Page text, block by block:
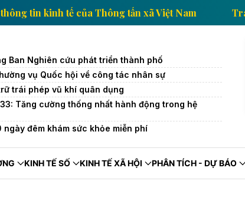
Trang thông tin kinh tế của Thông tấn xã Việt Nam
Ban Nghiên cứu phát triển thành phố
vụ Quốc hội về công tác nhân sự
trái phép vũ khí quân dụng
Tăng cường thống nhất hành động trong hệ
đêm khám sức khỏe miễn phí
KINH TẾ SỐ KINH TẾ XÃ HỘI PHÂN TÍCH - DỰ BÁO